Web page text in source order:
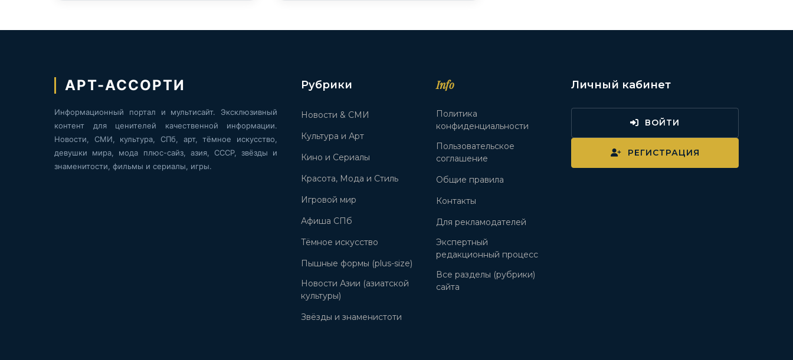
АРТ-АССОРТИ
Информационный портал и мультисайт. Эксклюзивный
контент для ценителей качественной информации.
Новости, СМИ, культура, СПб, арт, тёмное искусство,
девушки мира, мода плюс-сайз, азия, СССР, звёзды и
знаменитости, фильмы и сериалы, игры.
Рубрики
Новости & СМИ
Культура и Арт
Кино и Сериалы
Красота, Мода и Стиль
Игровой мир
Афиша СПб
Тёмное искусство
Пышные формы (plus-size)
Новости Азии (азиатской
культуры)
Звёзды и знаменистоти
Info
Политика
конфиденциальности
Пользовательское
соглашение
Общие правила
Контакты
Для рекламодателей
Экспертный
редакционный процесс
Все разделы (рубрики)
сайта
Личный кабинет
ВОЙТИ
РЕГИСТРАЦИЯ